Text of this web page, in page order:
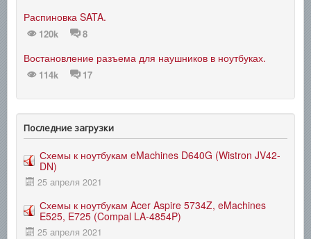
Распиновка SATA.
120k 8
Востановление разъема для наушников в ноутбуках.
114k 17
Последние загрузки
Схемы к ноутбукам eMachines D640G (Wistron JV42-
DN)
25 апреля 2021
Схемы к ноутбукам Acer Aspire 5734Z, eMachines
E525, E725 (Compal LA-4854P)
25 апреля 2021